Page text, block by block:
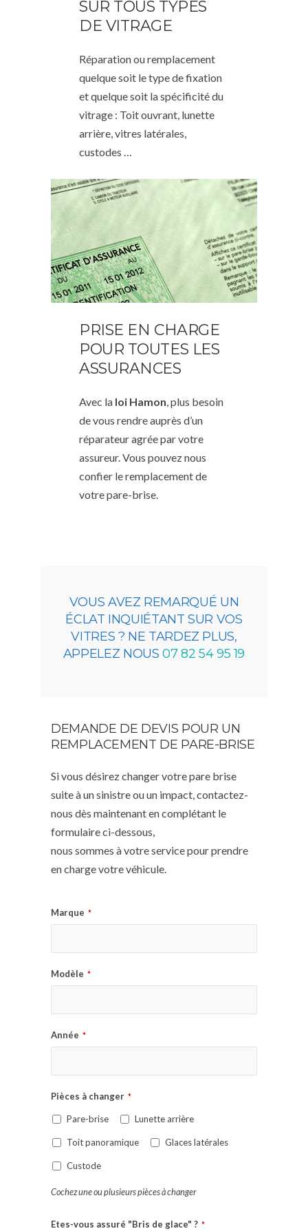
SUR TOUS TYPES
DE VITRAGE
Réparation ou remplacement
quelque soit le type de fixation
et quelque soit la spécificité du
vitrage : Toit ouvrant, lunette
arrière, vitres latérales,
custodes …
PRISE EN CHARGE
POUR TOUTES LES
ASSURANCES
Avec la loi Hamon, plus besoin
de vous rendre auprès d’un
réparateur agrée par votre
assureur. Vous pouvez nous
confier le remplacement de
votre pare-brise.
VOUS AVEZ REMARQUÉ UN
ÉCLAT INQUIÉTANT SUR VOS
VITRES ? NE TARDEZ PLUS,
APPELEZ NOUS07 82 54 95 19
DEMANDE DE DEVIS POUR UN
REMPLACEMENT DE PARE-BRISE
Si vous désirez changer votre pare brise
suite à un sinistre ou un impact, contactez-
nous dès maintenant en complétant le
formulaire ci-dessous,
nous sommes à votre service pour prendre
en charge votre véhicule.
Marque *
Modèle *
Année *
Pièces à changer *
Pare-brise Lunette arrière
Toit panoramique Glaces latérales
Custode
Cochez une ou plusieurs pièces à changer
Etes-vous assuré "Bris de glace" ? *